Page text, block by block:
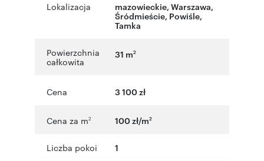
Lokalizacja mazowieckie, Warszawa,
Śródmieście, Powiśle,
Tamka
Powierzchnia
całkowita
31 m2
Cena 3 100 zł
Cena za m2 100 zł/m2
Liczba pokoi 1